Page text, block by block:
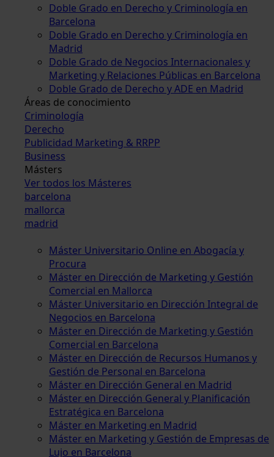
Doble Grado en Derecho y Criminología en
Barcelona
Doble Grado en Derecho y Criminología en
Madrid
Doble Grado de Negocios Internacionales y
Marketing y Relaciones Públicas en Barcelona
Doble Grado de Derecho y ADE en Madrid
Áreas de conocimiento
Criminología
Derecho
Publicidad Marketing & RRPP
Business
Másters
Ver todos los Másteres
barcelona
mallorca
madrid
Máster Universitario Online en Abogacía y
Procura
Máster en Dirección de Marketing y Gestión
Comercial en Mallorca
Máster Universitario en Dirección Integral de
Negocios en Barcelona
Máster en Dirección de Marketing y Gestión
Comercial en Barcelona
Máster en Dirección de Recursos Humanos y
Gestión de Personal en Barcelona
Máster en Dirección General en Madrid
Máster en Dirección General y Planificación
Estratégica en Barcelona
Máster en Marketing en Madrid
Máster en Marketing y Gestión de Empresas de
Lujo en Barcelona